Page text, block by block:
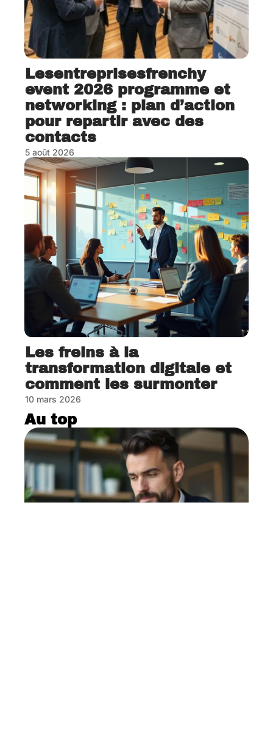
Lesentreprisesfrenchy
event 2026 programme et
networking : plan d’action
pour repartir avec des
contacts
5 août 2026
Les freins à la
transformation digitale et
comment les surmonter
10 mars 2026
Au top